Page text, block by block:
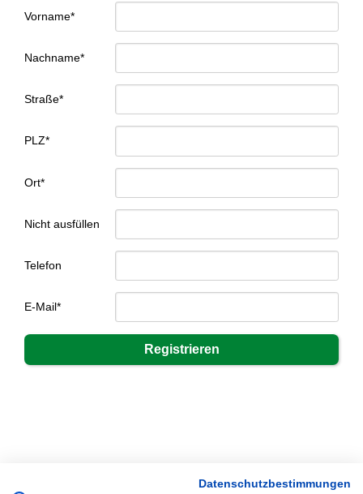
Vorname*
Nachname*
Straße*
PLZ*
Ort*
Nicht ausfüllen
Telefon
E-Mail*
Datenschutzbestimmungen